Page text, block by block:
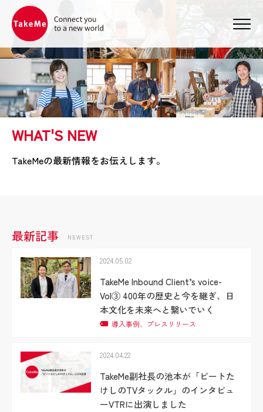
メニ
WHAT'S NEW
TakeMeの最新情報をお伝えします。
最新記事
2024.05.02
TakeMe Inbound Client’s voice-
Vol③ 400年の歴史と今を継ぎ、日
本文化を未来へと繋いでいく
導入事例、プレスリリース
2024.04.22
TakeMe副社長の池本が「ビートた
けしのTVタックル」のインタビュ
ーVTRに出演しました